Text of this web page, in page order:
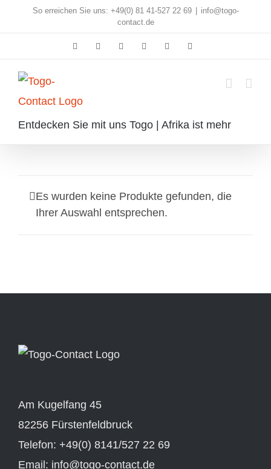
So erreichen Sie uns: +49(0) 81 41-527 22 69
info@togo-
contact.de
FacebookInstagramPinterest
Entdecken Sie mit uns Togo | Afrika ist mehr
Es wurden keine Produkte gefunden, die
Ihrer Auswahl entsprechen.
Am Kugelfang 45
82256 Fürstenfeldbruck
Telefon: +49(0) 8141/527 22 69
Email: info@togo-contact.de